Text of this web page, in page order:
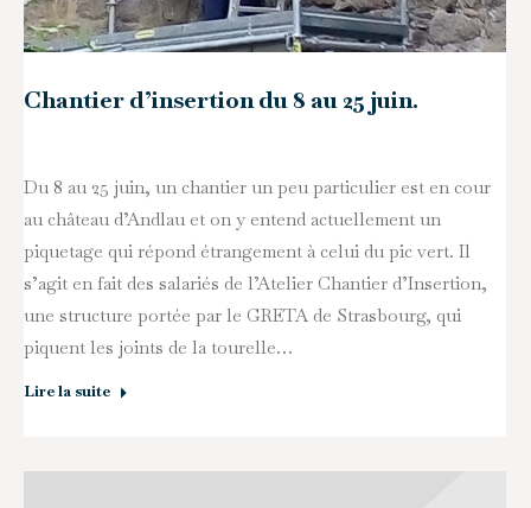
Chantier d’insertion du 8 au 25 juin.
Du 8 au 25 juin, un chantier un peu particulier est en cour
au château d’Andlau et on y entend actuellement un
piquetage qui répond étrangement à celui du pic vert. Il
s’agit en fait des salariés de l’Atelier Chantier d’Insertion,
une structure portée par le GRETA de Strasbourg, qui
piquent les joints de la tourelle…
Lire la suite